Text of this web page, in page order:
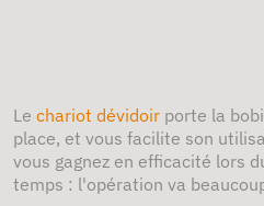
Le chariot dévidoir porte la
place, et vous facilite son
vous gagnez en efficacité lors
temps : l'opération va